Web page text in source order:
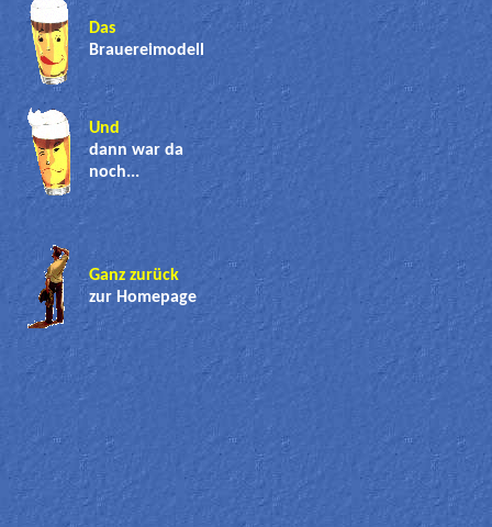
Das
Brauereimodell
Und
dann war da
noch...
Ganz zurück
zur Homepage